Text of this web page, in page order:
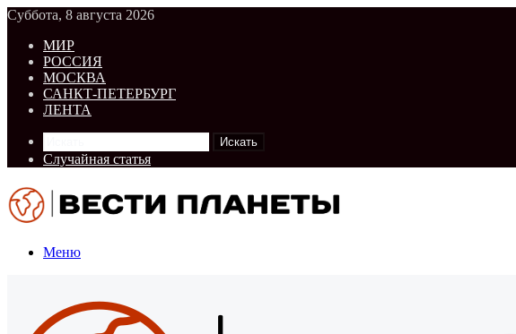
Суббота, 8 августа 2026
МИР
РОССИЯ
МОСКВА
САНКТ-ПЕТЕРБУРГ
ЛЕНТА
Искать
Случайная статья
Меню